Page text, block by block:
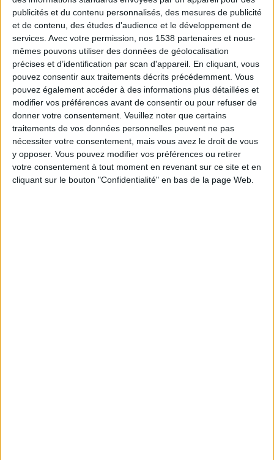
publicités et du contenu personnalisés, des mesures de publicité
et de contenu, des études d'audience et le développement de
services. Avec votre permission, nos 1538 partenaires et nous-
mêmes pouvons utiliser des données de géolocalisation
précises et d’identification par scan d'appareil. En cliquant, vous
pouvez consentir aux traitements décrits précédemment. Vous
pouvez également accéder à des informations plus détaillées et
modifier vos préférences avant de consentir ou pour refuser de
donner votre consentement. Veuillez noter que certains
traitements de vos données personnelles peuvent ne pas
nécessiter votre consentement, mais vous avez le droit de vous
y opposer. Vous pouvez modifier vos préférences ou retirer
votre consentement à tout moment en revenant sur ce site et en
cliquant sur le bouton "Confidentialité" en bas de la page Web.
Elle resta immobile pendant 8 ans. Elle mangeait
lorsqu'elle était immobile jusqu'à 15 000 calories par
jour (par exemple 3 pizzas en 40 minutes, en les
faisant descendre dans l'estomac par du soda faible
en calories, puis demandait du dessert).
Elle atteignit le poids record de 544 kilogrammes en
janvier 1987 (à 44 ans). SonIndice de Masse
Corporelle (IMC) était de 193,6(elle mesurait 1,69 m).
Elle se trouvait sur 2 très grands lits renforcés. Son
tour de poitrine était de 2,5 mètres. "Les gens